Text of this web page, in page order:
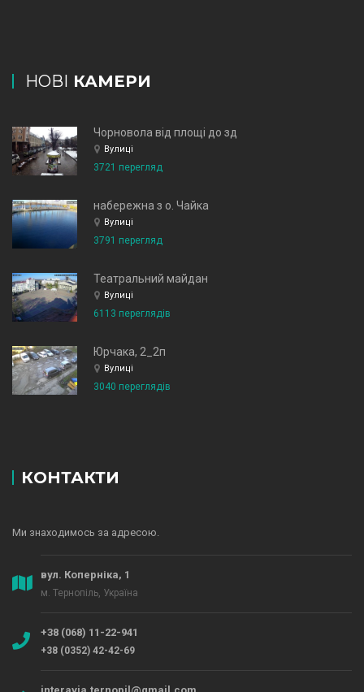
НОВІ КАМЕРИ
Чорновола від площі до зд
Вулиці
3721 перегляд
набережна з о. Чайка
Вулиці
3791 перегляд
Театральний майдан
Вулиці
6113 переглядів
Юрчака, 2_2п
Вулиці
3040 переглядів
КОНТАКТИ
Ми знаходимось за адресою.
вул. Коперніка, 1
м. Тернопіль, Україна
+38 (068) 11-22-941
+38 (0352) 42-42-69